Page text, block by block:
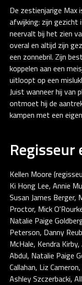
De zestienjarige Max
afwijking: zijn gezicht
neervalt bij het zien
overal en altijd zijn
een zonnebril. Zijn
koppelen aan een
uitloopt op een
Juist wanneer hij van
ontmoet hij de
kampen met een
Regisseur
Kellen Moore
Ki Hong Lee, Annie
Susan James Berger,
Proctor, Mick
Natalie Paige
Peterson, Danny
McHale, Kendra
Abdul, Natalie Paige
Callahan, Liz
Ashley Szczerbacki,